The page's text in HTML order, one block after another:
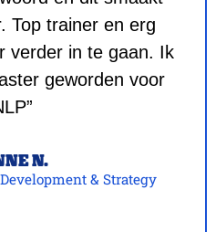
Top trainer en erg
verder in te gaan. Ik
geworden voor
N.
& Strategy